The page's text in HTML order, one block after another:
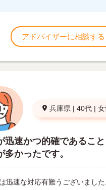
アドバイザーに相談する
兵庫県 | 40代 |
迅速かつ的確であるこ
多かったです。
迅速な対応有難うございまし